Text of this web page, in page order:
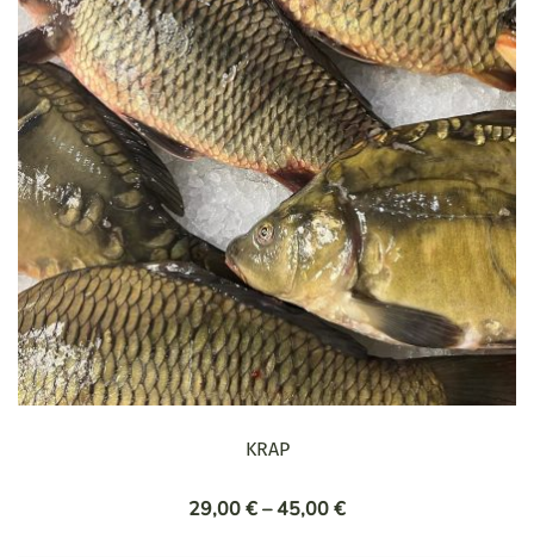
različic.
Možnosti
lahko
izberete
na
strani
izdelka
KRAP
29,00€–45,00€Cenovni